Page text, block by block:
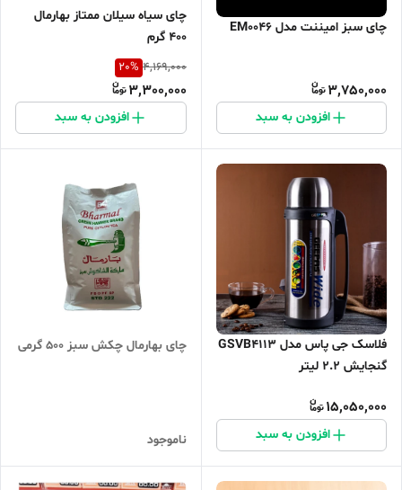
چای سبز امیننت مدل EM0046
3,750,000
افزودن به سبد
چای سیاه سیلان ممتاز بهارمال
۴۰۰ گرم
4,169,000
20%
3,300,000
افزودن به سبد
فلاسک جی پاس مدل GSVB4113
گنجایش ۲.۲ لیتر
15,050,000
افزودن به سبد
چای بهارمال چکش سبز ۵۰۰ گرمی
ناموجود